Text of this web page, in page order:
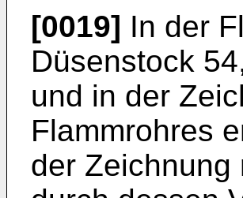
[0019] In der
Düsenstock
und in der
Flammrohres
der Zeichnung